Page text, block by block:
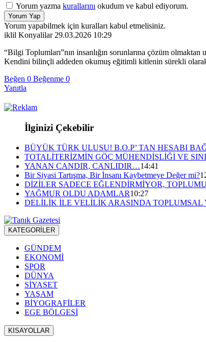
Yorum yazma kurallarını okudum ve kabul ediyorum.
Yorum Yap
Yorum yapabilmek için kuralları kabul etmelisiniz.
iklil Konyalilar 29.03.2026 10:29
“Bilgi Toplumları”nın insanlığın sorunlarına çözüm
Kendini bilinçli addeden okumuş eğitimli kitlenin sürekli
Beğen 0 Beğenme 0
Yanıtla
İlginizi Çekebilir
BÜYÜK TÜRK ULUSU! B.O.P’ TAN HESABI
TOTALİTERİZMİN GÖÇ MÜHENDİSLİĞİ VE
YANAN CANDIR, CANLIDIR…14:41
Bir Siyasi Tartışma, Bir İnsanı Kaybetmeye Değer mi?
DİZİLER SADECE EĞLENDİRMİYOR,
YAĞMUR OLDU ADAMLAR10:27
DELİLİK İLE VELİLİK ARASINDA TOPLUMSAL
KATEGORİLER
GÜNDEM
EKONOMİ
SPOR
DÜNYA
SİYASET
YAŞAM
BİYOGRAFİLER
EGE BÖLGESİ
KISAYOLLAR